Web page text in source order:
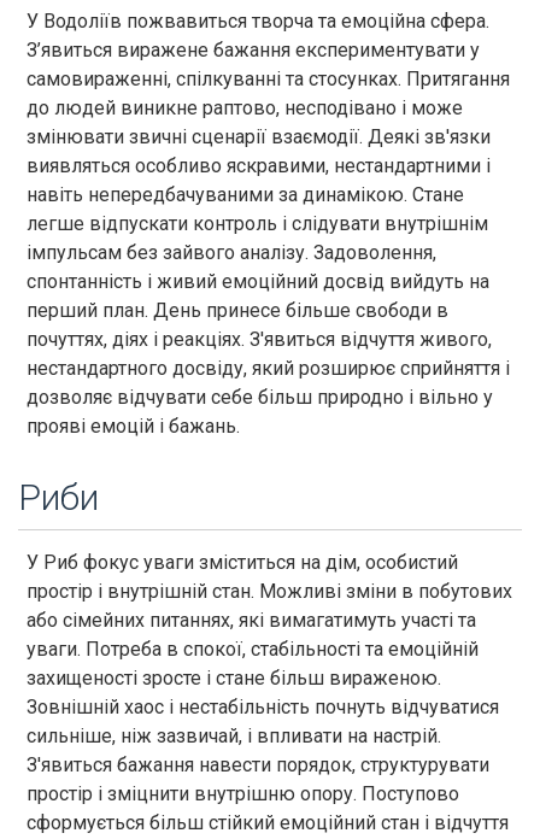
У Водоліїв пожвавиться творча та емоційна сфера.
З’явиться виражене бажання експериментувати у
самовираженні, спілкуванні та стосунках. Притягання
до людей виникне раптово, несподівано і може
змінювати звичні сценарії взаємодії. Деякі зв'язки
виявляться особливо яскравими, нестандартними і
навіть непередбачуваними за динамікою. Стане
легше відпускати контроль і слідувати внутрішнім
імпульсам без зайвого аналізу. Задоволення,
спонтанність і живий емоційний досвід вийдуть на
перший план. День принесе більше свободи в
почуттях, діях і реакціях. З'явиться відчуття живого,
нестандартного досвіду, який розширює сприйняття і
дозволяє відчувати себе більш природно і вільно у
прояві емоцій і бажань.
Риби
У Риб фокус уваги зміститься на дім, особистий
простір і внутрішній стан. Можливі зміни в побутових
або сімейних питаннях, які вимагатимуть участі та
уваги. Потреба в спокої, стабільності та емоційній
захищеності зросте і стане більш вираженою.
Зовнішній хаос і нестабільність почнуть відчуватися
сильніше, ніж зазвичай, і впливати на настрій.
З'явиться бажання навести порядок, структурувати
простір і зміцнити внутрішню опору. Поступово
сформується більш стійкий емоційний стан і відчуття